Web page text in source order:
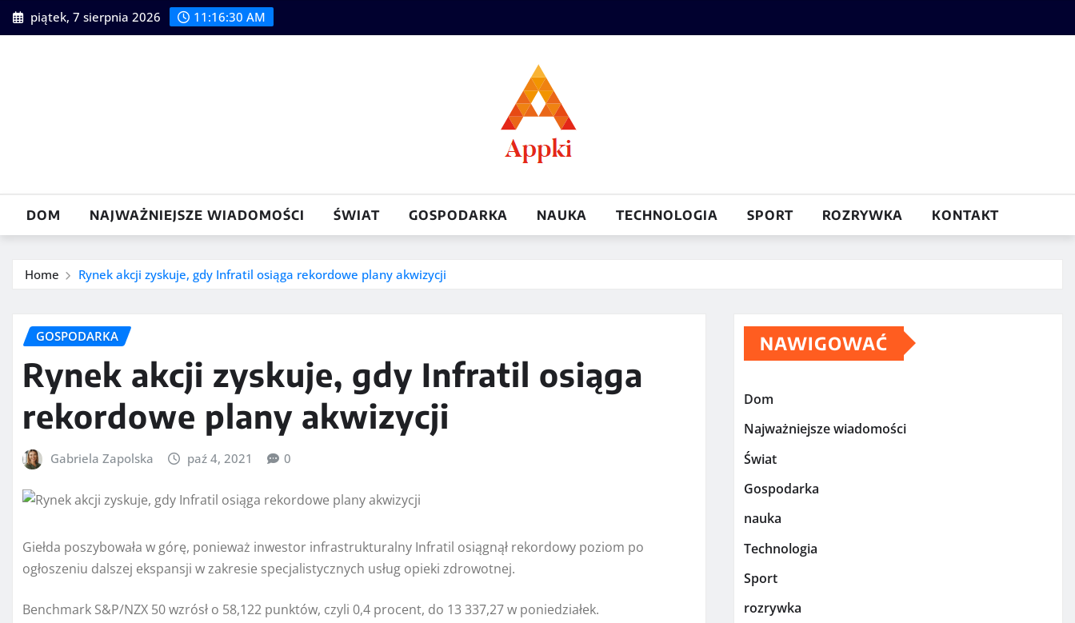
Skip
to
piątek, 7 sierpnia 2026 11:16:31 AM
DOM NAJWAŻNIEJSZE WIADOMOŚCI ŚWIAT GOSPODARKA NAUKA TECHNOLOGIA SPORT ROZRYWKA KONTAKT
Home Rynek akcji zyskuje, gdy Infratil osiąga rekordowe plany akwizycji
GOSPODARKA
Rynek akcji zyskuje, gdy Infratil osiąga
rekordowe plany akwizycji
Gabriela Zapolska paź 4, 2021 0
Giełda poszybowała w górę, ponieważ inwestor infrastrukturalny Infratil osiągnął rekordowy poziom po
ogłoszeniu dalszej ekspansji w zakresie specjalistycznych usług opieki zdrowotnej.
Benchmark S&P/NZX 50 wzrósł o 58,122 punktów, czyli 0,4 procent, do 13 337,27 w poniedziałek.
NAWIGOWAĆ
Dom
Najważniejsze wiadomości
Świat
Gospodarka
nauka
Technologia
Sport
rozrywka